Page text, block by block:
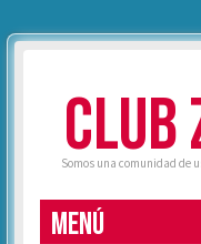
CLUB
Somos una comunidad de
MENÚ